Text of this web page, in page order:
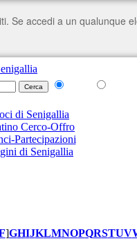
di Senigallia
Cerco-Offro
Partecipazioni
di Senigallia
]GHIJKLMNOPQRSTUV